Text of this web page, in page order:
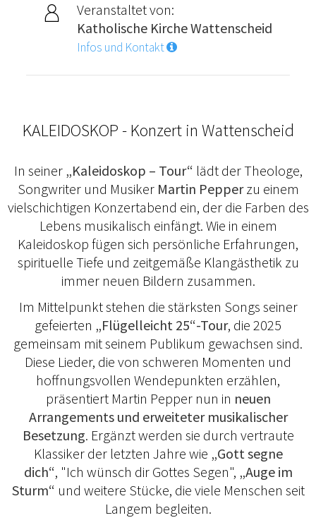
Veranstaltet von:
Katholische Kirche Wattenscheid
Infos und Kontakt
KALEIDOSKOP - Konzert in Wattenscheid
In seiner „Kaleidoskop – Tour“ lädt der Theologe,
Songwriter und Musiker Martin Pepperzu einem
vielschichtigen Konzertabend ein, der die Farben des
Lebens musikalisch einfängt. Wie in einem
Kaleidoskop fügen sich persönliche Erfahrungen,
spirituelle Tiefe und zeitgemäße Klangästhetik zu
immer neuen Bildern zusammen.
Im Mittelpunkt stehen die stärksten Songs seiner
gefeierten „Flügelleicht 25“-Tour, die 2025
gemeinsam mit seinem Publikum gewachsen sind.
Diese Lieder, die von schweren Momenten und
hoffnungsvollen Wendepunkten erzählen,
präsentiert Martin Pepper nun in neuen
Arrangements und erweiteter musikalischer
Besetzung. Ergänzt werden sie durch vertraute
Klassiker der letzten Jahre wie „Gott segne
dich“, "Ich wünsch dir Gottes Segen", „Auge im
Sturm“ und weitere Stücke, die viele Menschen seit
Langem begleiten.